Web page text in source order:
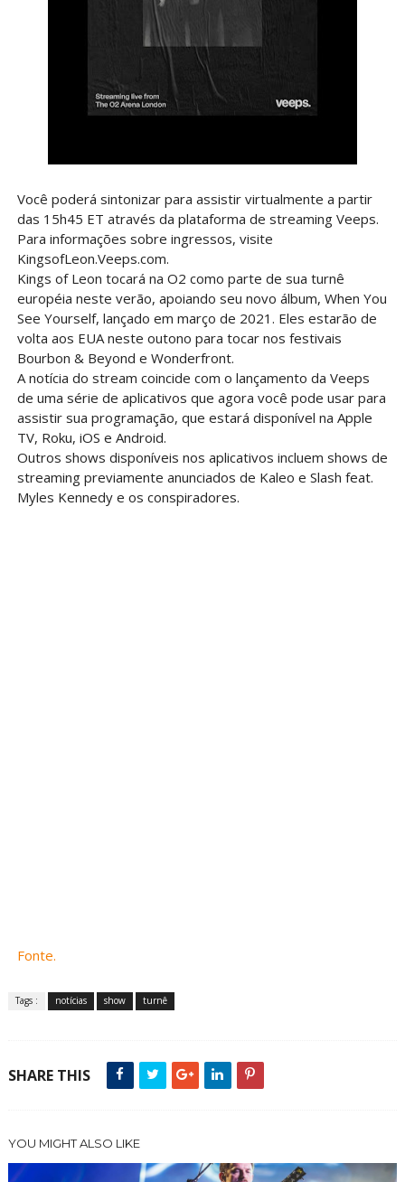
Você poderá sintonizar para assistir virtualmente a partir
das 15h45 ET através da plataforma de streaming Veeps.
Para informações sobre ingressos, visite
KingsofLeon.Veeps.com.
Kings of Leon tocará na O2 como parte de sua turnê
européia neste verão, apoiando seu novo álbum, When You
See Yourself, lançado em março de 2021. Eles estarão de
volta aos EUA neste outono para tocar nos festivais
Bourbon & Beyond e Wonderfront.
A notícia do stream coincide com o lançamento da Veeps
de uma série de aplicativos que agora você pode usar para
assistir sua programação, que estará disponível na Apple
TV, Roku, iOS e Android.
Outros shows disponíveis nos aplicativos incluem shows de
streaming previamente anunciados de Kaleo e Slash feat.
Myles Kennedy e os conspiradores.
Fonte.
Tags : notícias show turnê
SHARE THIS
YOU MIGHT ALSO LIKE